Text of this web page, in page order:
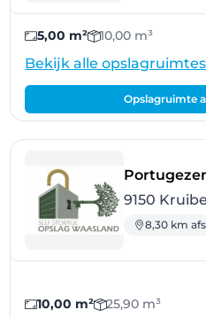
5,00 m² 10,00 m³
Bekijk alle opslagruimtes
Opslagruimte
9150
8,30 km
10,00 m² 25,90 m³